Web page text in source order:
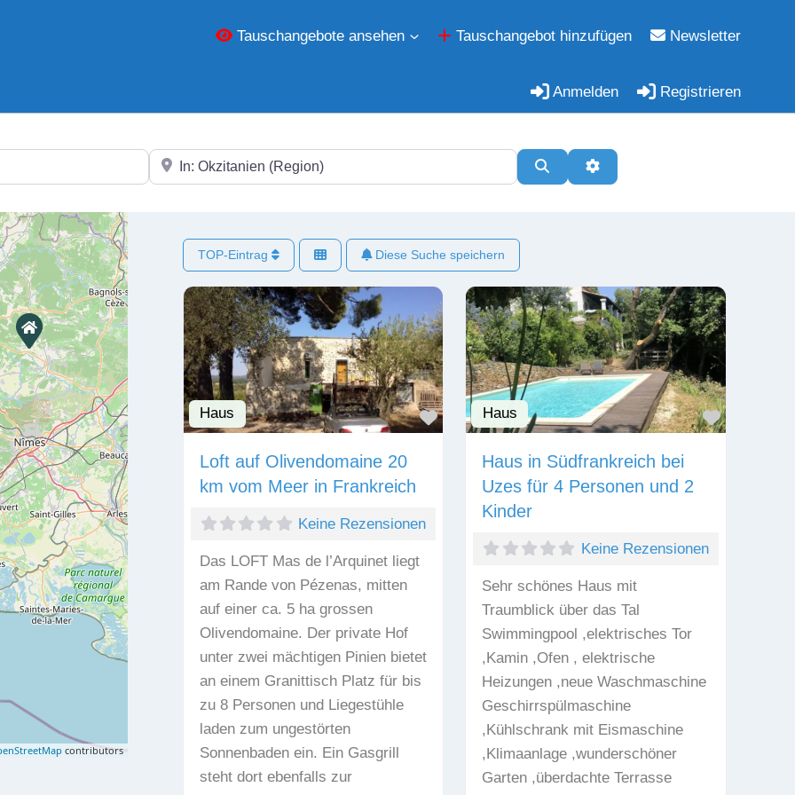
Tauschangebote ansehen Tauschangebot hinzufügen Newsletter
Anmelden Registrieren
In der Nähe SuchenErweiterte Filter
contributors
TOP-Eintrag Diese Suche speichern
Haus Favorit
Loft auf Olivendomaine 20
km vom Meer in Frankreich
Keine Rezensionen
Das LOFT Mas de l’Arquinet liegt
am Rande von Pézenas, mitten
auf einer ca. 5 ha grossen
Olivendomaine. Der private Hof
unter zwei mächtigen Pinien bietet
an einem Granittisch Platz für bis
zu 8 Personen und Liegestühle
laden zum ungestörten
Sonnenbaden ein. Ein Gasgrill
steht dort ebenfalls zur
Haus Favorit
Haus in Südfrankreich bei
Uzes für 4 Personen und 2
Kinder
Keine Rezensionen
Sehr schönes Haus mit
Traumblick über das Tal
Swimmingpool ,elektrisches Tor
,Kamin ,Ofen , elektrische
Heizungen ,neue Waschmaschine
Geschirrspülmaschine
,Kühlschrank mit Eismaschine
,Klimaanlage ,wunderschöner
Garten ,überdachte Terrasse